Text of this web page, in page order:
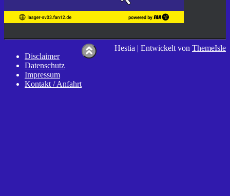
Disclaimer
Datenschutz
Impressum
Kontakt / Anfahrt
Hestia | Entwickelt von ThemeIsle